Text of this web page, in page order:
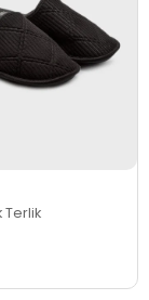
Terlik